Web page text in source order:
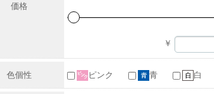
価格
￥
色個性 ピンク 青 白